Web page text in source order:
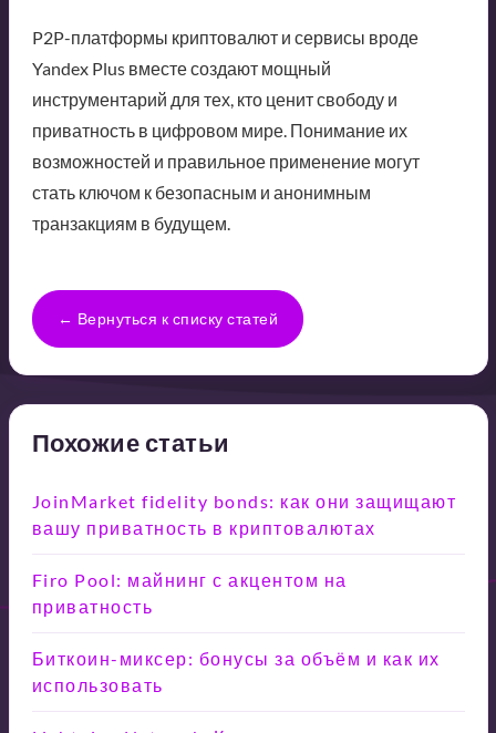
P2P-платформы криптовалют и сервисы вроде
Yandex Plus вместе создают мощный
инструментарий для тех, кто ценит свободу и
приватность в цифровом мире. Понимание их
возможностей и правильное применение могут
стать ключом к безопасным и анонимным
транзакциям в будущем.
← Вернуться к списку статей
Похожие статьи
JoinMarket fidelity bonds: как они защищают
вашу приватность в криптовалютах
Firo Pool: майнинг с акцентом на
приватность
Биткоин-миксер: бонусы за объём и как их
использовать